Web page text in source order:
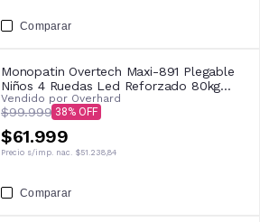
Comparar
Monopatin Overtech Maxi-891 Plegable
Niños 4 Ruedas Led Reforzado 80kg
Naranja
Vendido por Overhard
$99.999 38
$61.999
Precio s/imp. nac. $51.238,84
Comparar